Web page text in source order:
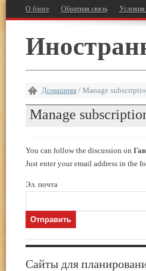
О блоге Обратная связь Условия
Домашняя/ Manage
Manage
You can follow the discussion on
Just enter your email address in the
Эл. почта
Сайты для